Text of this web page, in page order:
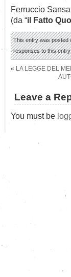
Ferruccio Sansa
(da “il Fatto
This entry was posted
responses to this
« LA LEGGE DEL
Leave a
You must be